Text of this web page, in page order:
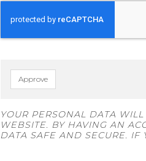
Approve
YOUR PERSONAL DATA
WEBSITE. BY HAVING AN
DATA SAFE AND SECURE. IF